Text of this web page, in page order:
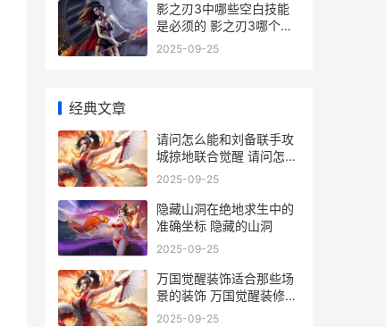
影之刃3中哪些空白技能
是必须的 影之刃3哪个人
物
2025-09-25
经典文章
请问怎么能和刘备联手攻
城掠地联合觉醒 请问怎么
能和刘书记聊天
2025-09-25
隐藏山洞在绝地求生中的
准确坐标 隐藏的山洞
2025-09-25
万国觉醒装饰适合那些场
景的装饰 万国觉醒装修装
饰
2025-09-25